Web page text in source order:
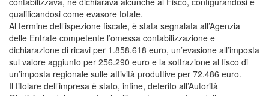
qualificandosi come evasore totale.
Al termine dell’ispezione fiscale, è stata segnalata all’Agenzia
delle Entrate competente l’omessa contabilizzazione e
dichiarazione di ricavi per 1.858.618 euro, un’evasione all’imposta
sul valore aggiunto per 256.290 euro e la sottrazione al fisco di
un’imposta regionale sulle attività produttive per 72.486 euro.
Il titolare dell’impresa è stato, infine, deferito all’Autorità